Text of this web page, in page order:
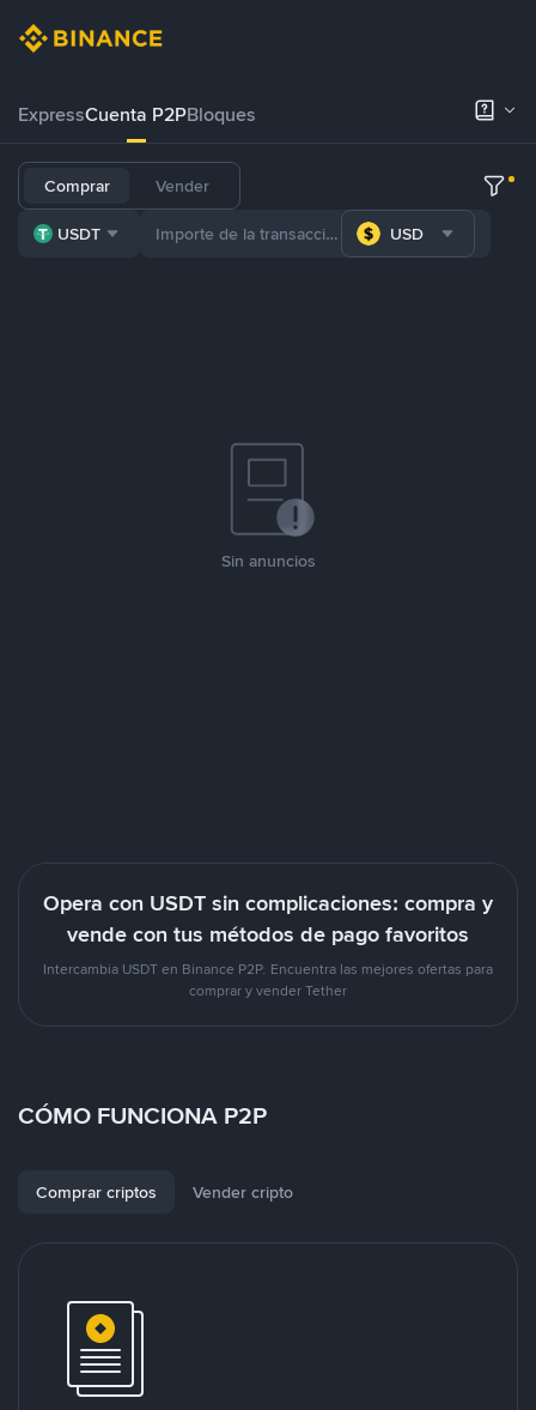
ExpressCuenta P2PBloques
Comprar Vender
USDT USD
Sin anuncios
Opera con USDT sin complicaciones: compra y
vende con tus métodos de pago favoritos
Intercambia USDT en Binance P2P. Encuentra las mejores ofertas para
comprar y vender Tether
CÓMO FUNCIONA P2P
Comprar criptos Vender cripto